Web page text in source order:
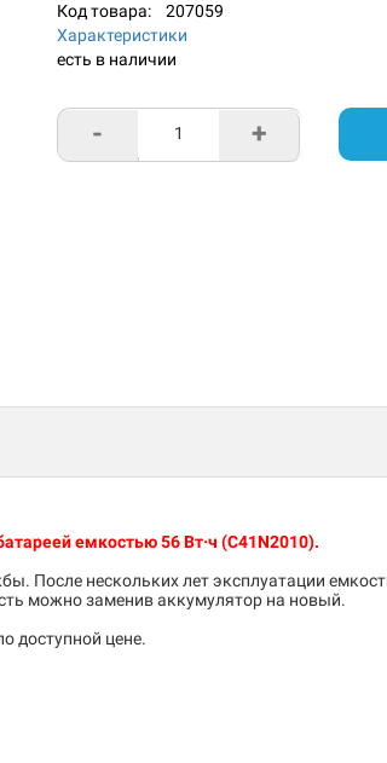
Код товара: 207059
Характеристики
есть в наличии
- +
емкостью 56 Вт·ч (C41N2010).
После нескольких лет эксплуатации
можно заменив аккумулятор на новый.
доступной цене.